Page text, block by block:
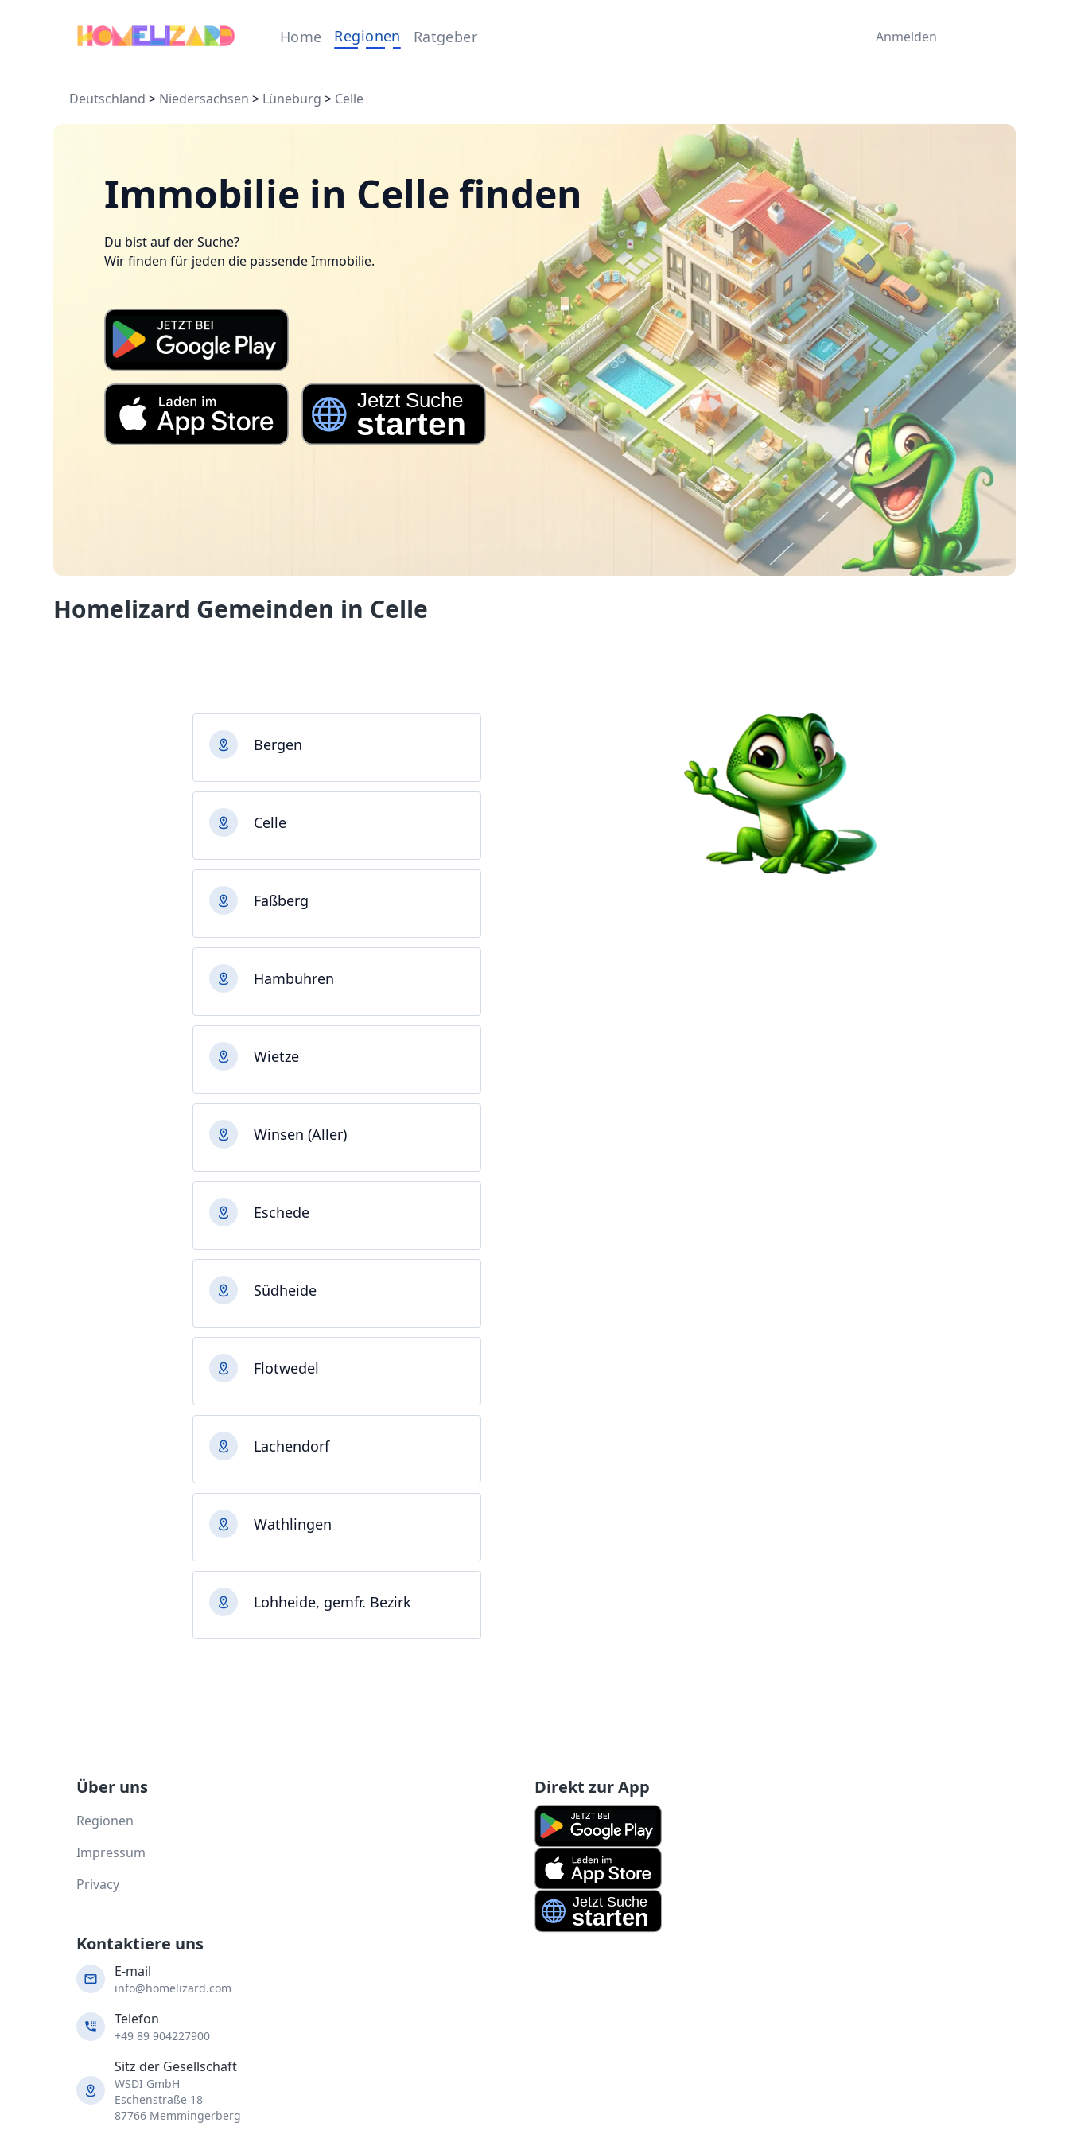
Home Regionen Ratgeber Anmelden
Deutschland > Niedersachsen > Lüneburg > Celle
Immobilie in Celle finden
Du bist auf der Suche?
Wir finden für jeden die passende Immobilie.
Homelizard Gemeinden in Celle
Bergen
Celle
Faßberg
Hambühren
Wietze
Winsen (Aller)
Eschede
Südheide
Flotwedel
Lachendorf
Wathlingen
Lohheide, gemfr. Bezirk
Über uns
Regionen
Impressum
Privacy
Direkt zur App
Kontaktiere uns
E-mail
info@homelizard.com
Telefon
+49 89 904227900
Sitz der Gesellschaft
WSDI GmbH
Eschenstraße 18
87766 Memmingerberg